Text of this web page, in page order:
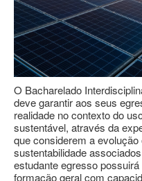
O Bacharelado
deve garantir aos seus
realidade no contexto do
sustentável, através da
que considerem a
sustentabilidade
estudante egresso
formação geral com